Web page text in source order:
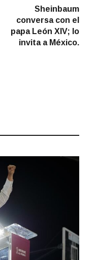
post:
Sheinbaum
conversa con el
papa León XIV; lo
invita a México.